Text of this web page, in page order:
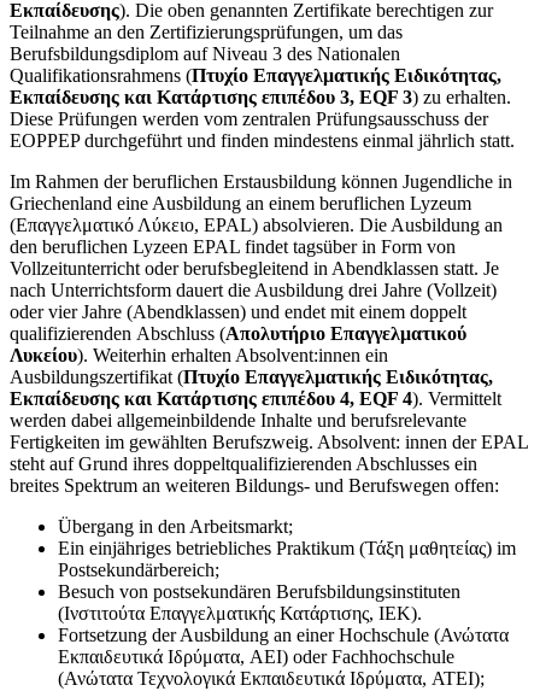
Εκπαίδευσης). Die oben genannten Zertifikate berechtigen zur
Teilnahme an den Zertifizierungsprüfungen, um das
Berufsbildungsdiplom auf Niveau 3 des Nationalen
Qualifikationsrahmens (Πτυχίο Επαγγελματικής Ειδικότητας,
Εκπαίδευσης και Κατάρτισης επιπέδου 3, EQF 3) zu erhalten.
Diese Prüfungen werden vom zentralen Prüfungsausschuss der
EOPPEP durchgeführt und finden mindestens einmal jährlich statt.
Im Rahmen der beruflichen Erstausbildung können Jugendliche in
Griechenland eine Ausbildung an einem beruflichen Lyzeum
(Επαγγελματικό Λύκειο, EPAL) absolvieren. Die Ausbildung an
den beruflichen Lyzeen EPAL findet tagsüber in Form von
Vollzeitunterricht oder berufsbegleitend in Abendklassen statt. Je
nach Unterrichtsform dauert die Ausbildung drei Jahre (Vollzeit)
oder vier Jahre (Abendklassen) und endet mit einem doppelt
qualifizierenden Abschluss (Απολυτήριο Επαγγελματικού
Λυκείου). Weiterhin erhalten Absolvent:innen ein
Ausbildungszertifikat (Πτυχίο Επαγγελματικής Ειδικότητας,
Εκπαίδευσης και Κατάρτισης επιπέδου 4, EQF 4). Vermittelt
werden dabei allgemeinbildende Inhalte und berufsrelevante
Fertigkeiten im gewählten Berufszweig. Absolvent: innen der EPAL
steht auf Grund ihres doppeltqualifizierenden Abschlusses ein
breites Spektrum an weiteren Bildungs- und Berufswegen offen:
Übergang in den Arbeitsmarkt;
Ein einjähriges betriebliches Praktikum (Τάξη μαθητείας) im
Postsekundärbereich;
Besuch von postsekundären Berufsbildungsinstituten
(Ινστιτούτα Επαγγελματικής Κατάρτισης, IEK).
Fortsetzung der Ausbildung an einer Hochschule (Ανώτατα
Εκπαιδευτικά Ιδρύματα, AEI) oder Fachhochschule
(Ανώτατα Τεχνολογικά Εκπαιδευτικά Ιδρύματα, ATEI);